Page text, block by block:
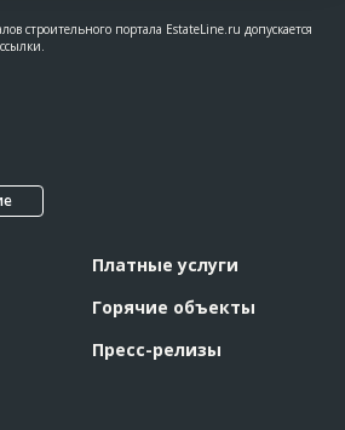
строительного портала EstateLine.ru допускается
Платные услуги
Горячие объекты
Пресс-релизы